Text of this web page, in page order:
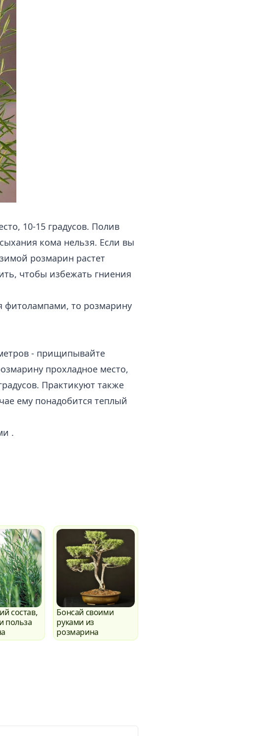
10-15 градусов. Полив
кома нельзя. Если вы
розмарин растет
чтобы избежать гниения
фитолампами, то розмарину
- прищипывайте
прохладное место,
Практикуют также
ему понадобится теплый
.
состав,
польза
Бонсай своими
руками из
розмарина